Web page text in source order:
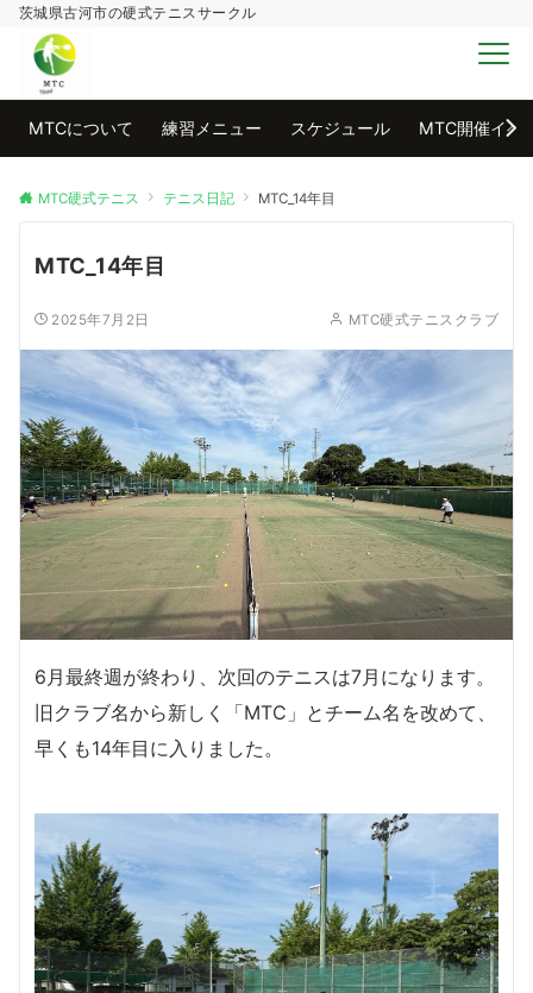
茨城県古河市の硬式テニスサークル
MTCについて 練習メニュー スケジュール MTC開催イベ
MTC硬式テニス テニス日記 MTC_14年目
MTC_14年目
2025年7月2日 MTC硬式テニスクラブ
6月最終週が終わり、次回のテニスは7月になります。
旧クラブ名から新しく「MTC」とチーム名を改めて、
早くも14年目に入りました。